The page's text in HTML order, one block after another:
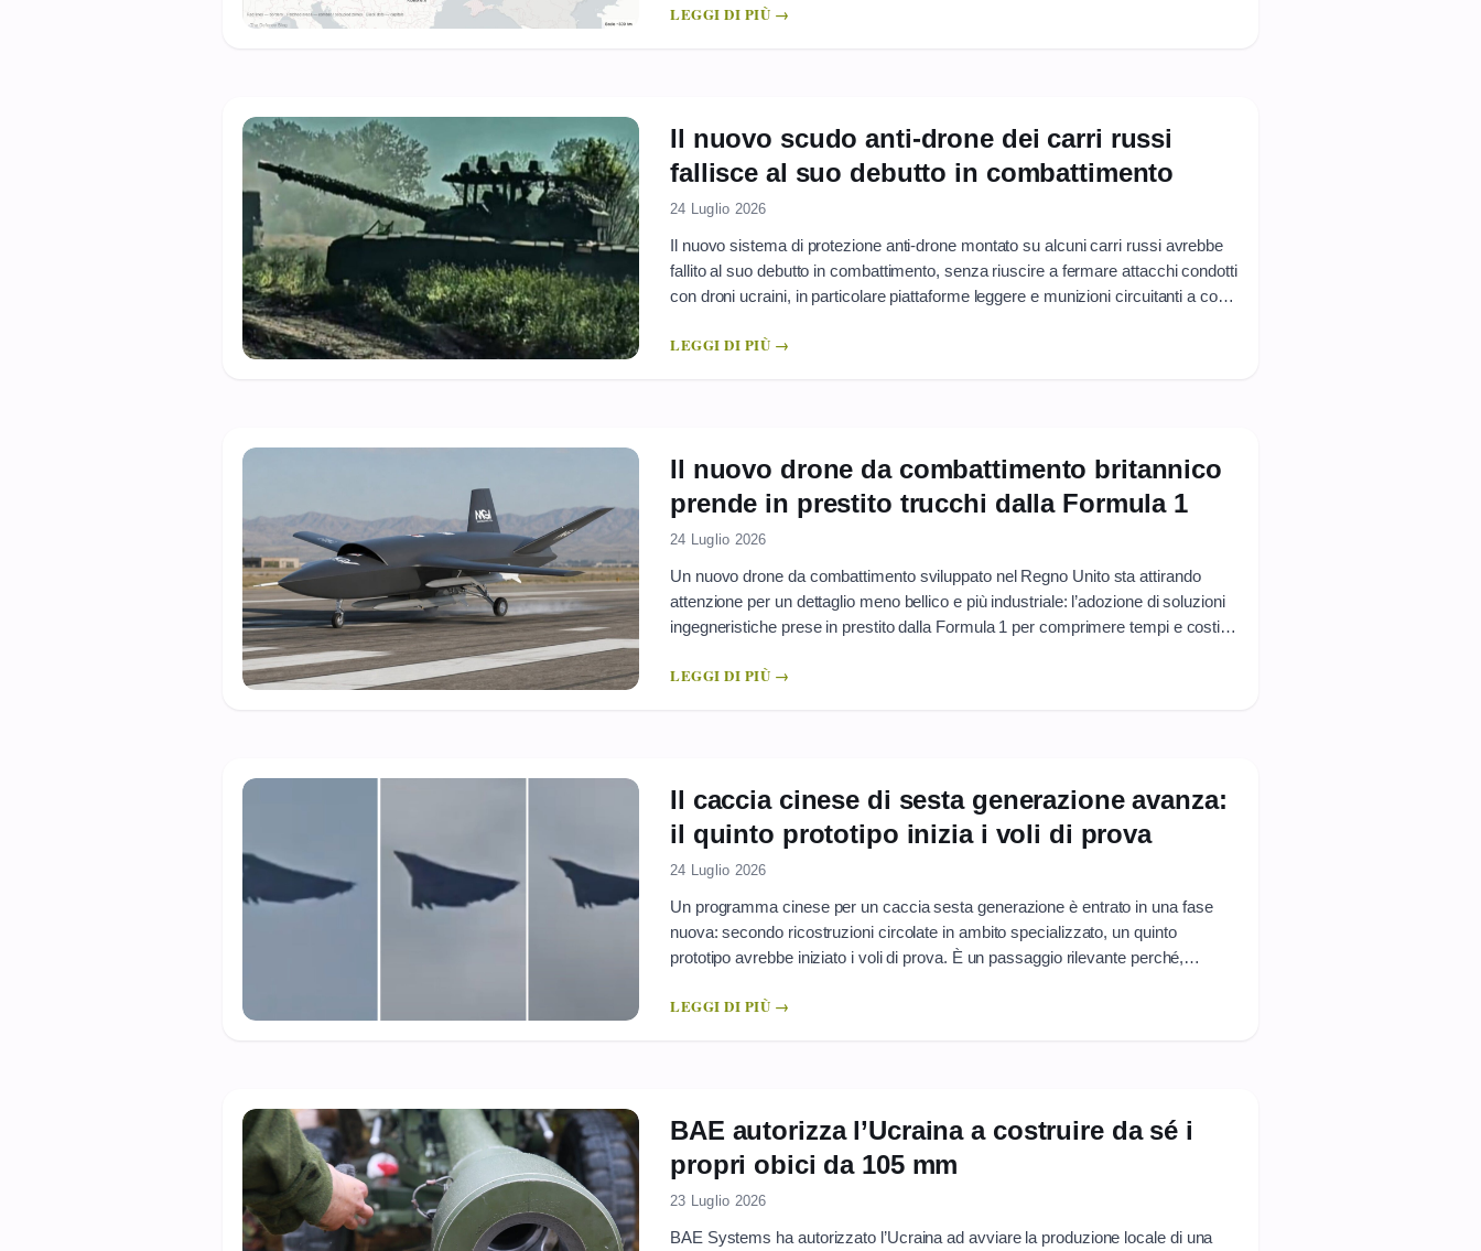
indipendenti completi, e in cui le parti in ...
LEGGI DI PIÙ →
Il nuovo scudo anti-drone dei carri russi
fallisce al suo debutto in combattimento
24 Luglio 2026
Il nuovo sistema di protezione anti-drone montato su alcuni carri russi avrebbe
fallito al suo debutto in combattimento, senza riuscire a fermare attacchi condotti
con droni ucraini, in particolare piattaforme leggere e munizioni circuitanti a corto
centro un problema che da ...
LEGGI DI PIÙ →
Il nuovo drone da combattimento britannico
prende in prestito trucchi dalla Formula 1
24 Luglio 2026
Un nuovo drone da combattimento sviluppato nel Regno Unito sta attirando
attenzione per un dettaglio meno bellico e più industriale: l’adozione di soluzioni
ingegneristiche prese in prestito dalla Formula 1 per comprimere tempi e costi di
sistemi senza pilota, in un contesto in ...
LEGGI DI PIÙ →
Il caccia cinese di sesta generazione avanza:
il quinto prototipo inizia i voli di prova
24 Luglio 2026
Un programma cinese per un caccia sesta generazione è entrato in una fase
nuova: secondo ricostruzioni circolate in ambito specializzato, un quinto
prototipo avrebbe iniziato i voli di prova. È un passaggio rilevante perché,
tecnologico, mock-up e prototipo realmente “volante” fa tutta la ...
LEGGI DI PIÙ →
BAE autorizza l’Ucraina a costruire da sé i
propri obici da 105 mm
23 Luglio 2026
BAE Systems ha autorizzato l’Ucraina ad avviare la produzione locale di una